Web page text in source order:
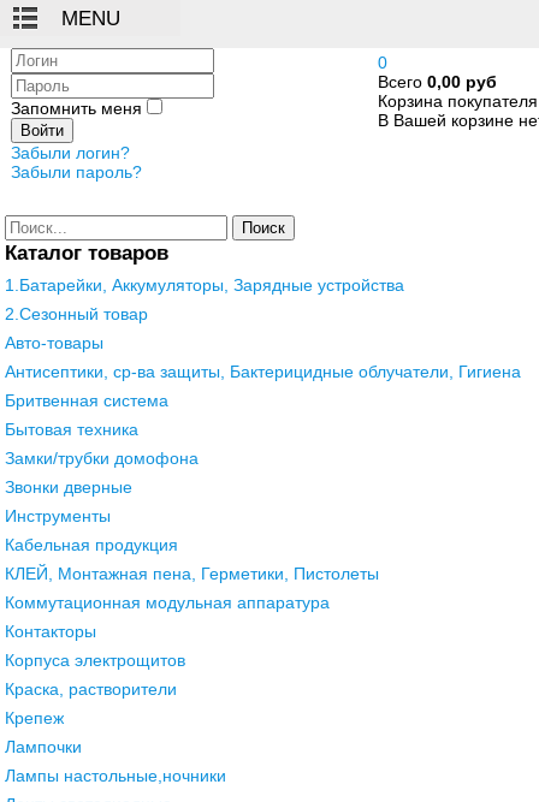
0
Всего 0,00 руб
Корзина покупателя
В Вашей корзине
Логин
Пароль
Запомнить меня
Войти
Забыли логин?
Забыли пароль?
Поиск
Каталог товаров
1.Батарейки, Аккумуляторы, Зарядные устройства
2.Сезонный товар
Авто-товары
Антисептики, ср-ва защиты, Бактерицидные облучатели, Гигиена
Бритвенная система
Бытовая техника
Замки/трубки домофона
Звонки дверные
Инструменты
Кабельная продукция
КЛЕЙ, Монтажная пена, Герметики, Пистолеты
Коммутационная модульная аппаратура
Контакторы
Корпуса электрощитов
Краска, растворители
Крепеж
Лампочки
Лампы настольные,ночники